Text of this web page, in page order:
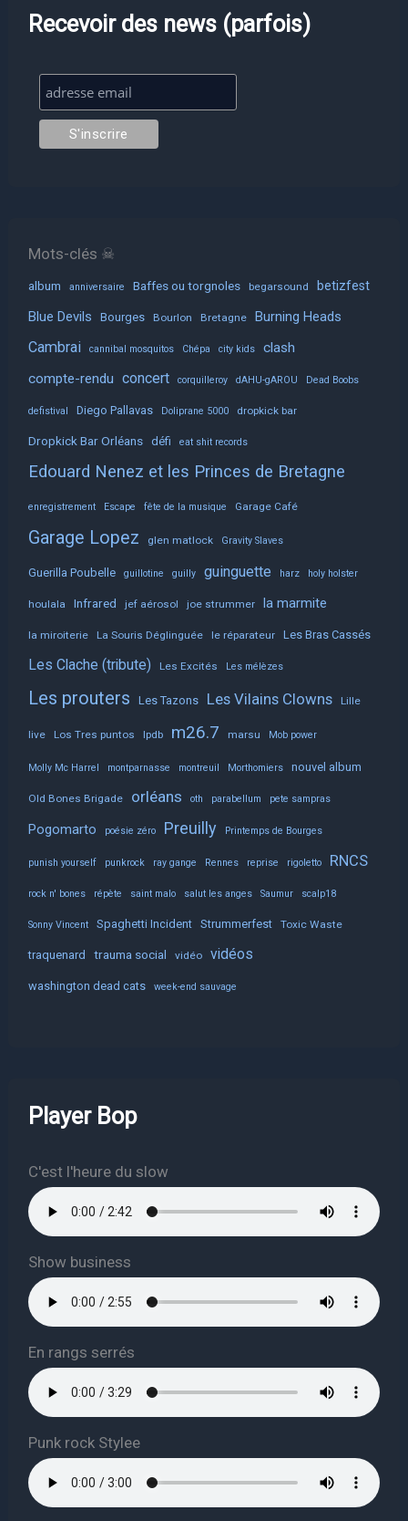
Recevoir des news (parfois)
Mots-clés ☠
album anniversaire Baffes ou torgnoles begarsound betizfest
Blue Devils Bourges Bourlon Bretagne Burning Heads
Cambrai cannibal mosquitos Chépa city kids
clash
compte-rendu concert corquilleroy dAHU-gAROU Dead Boobs
defistival Diego Pallavas Doliprane 5000 dropkick bar
Dropkick Bar Orléans défi eat shit records
Edouard Nenez et les Princes de Bretagne
enregistrement Escape fête de la musique Garage Café
Garage Lopez glen matlock Gravity Slaves
Guerilla Poubelle guillotine guilly guinguette harz holy holster
houlala Infrared jef aérosol joe strummer la marmite
la miroiterie La Souris Déglinguée le réparateur Les Bras Cassés
Les Clache (tribute) Les Excités Les mélèzes
Les prouters Les Tazons Les Vilains Clowns Lille
live Los Tres puntos lpdb m26.7 marsu Mob power
Molly Mc Harrel montparnasse montreuil Morthomiers nouvel album
Old Bones Brigade orléans oth parabellum pete sampras
Pogomarto poésie zéro Preuilly Printemps de Bourges
punish yourself punkrock ray gange Rennes reprise rigoletto RNCS
rock n' bones répète saint malo salut les anges Saumur scalp18
Sonny Vincent Spaghetti Incident Strummerfest Toxic Waste
traquenard trauma social vidéo vidéos
washington dead cats week-end sauvage
Player Bop
C'est l'heure du slow
Show business
En rangs serrés
Punk rock Stylee